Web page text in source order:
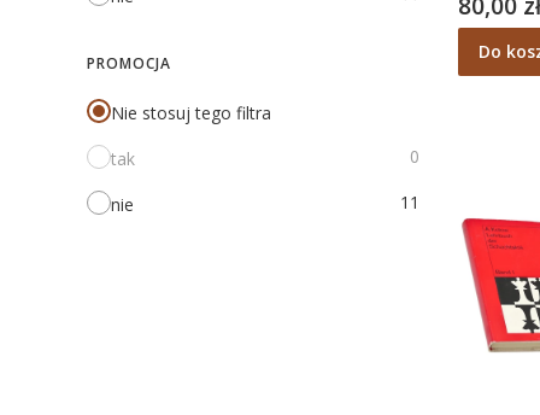
PROMOCJA
Nie stosuj tego filtra
tak
0
nie 11
świecie
Cena
Do